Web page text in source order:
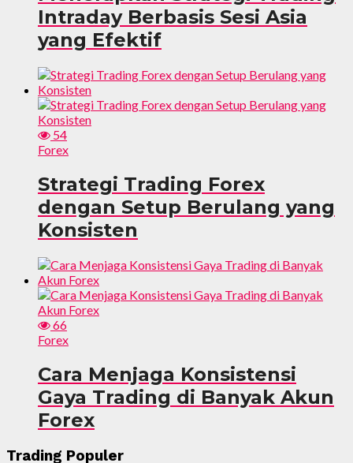
Intraday Berbasis Sesi Asia
yang Efektif
54
Forex
Strategi Trading Forex
dengan Setup Berulang yang
Konsisten
66
Forex
Cara Menjaga Konsistensi
Gaya Trading di Banyak Akun
Forex
Trading Populer